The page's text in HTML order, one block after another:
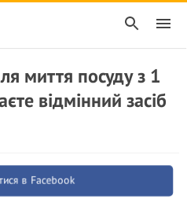
миття посуду з 1
відмінний засіб
в Facebook